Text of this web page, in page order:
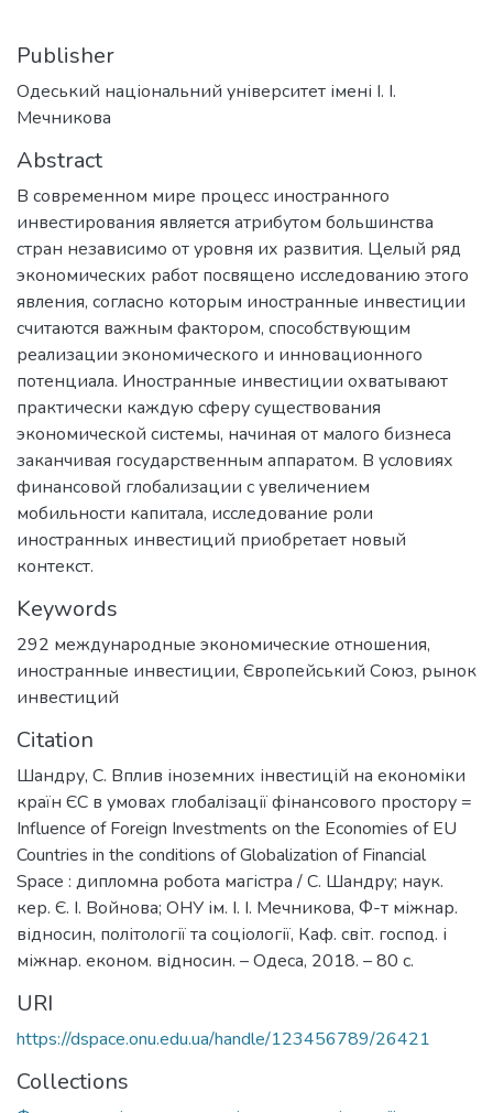
Publisher
Одеський національний університет імені І. І.
Мечникова
Abstract
В современном мире процесс иностранного
инвестирования является атрибутом большинства
стран независимо от уровня их развития. Целый ряд
экономических работ посвящено исследованию этого
явления, согласно которым иностранные инвестиции
считаются важным фактором, способствующим
реализации экономического и инновационного
потенциала. Иностранные инвестиции охватывают
практически каждую сферу существования
экономической системы, начиная от малого бизнеса
заканчивая государственным аппаратом. В условиях
финансовой глобализации с увеличением
мобильности капитала, исследование роли
иностранных инвестиций приобретает новый
контекст.
Keywords
292 международные экономические отношения,
иностранные инвестиции, Європейський Союз, рынок
инвестиций
Citation
Шандру, С. Вплив іноземних інвестицій на економіки
країн ЄС в умовах глобалізації фінансового простору =
Influence of Foreign Investments on the Economies of EU
Countries in the conditions of Globalization of Financial
Space : дипломна робота магістра / С. Шандру; наук.
кер. Є. І. Войнова; ОНУ ім. І. І. Мечникова, Ф-т міжнар.
відносин, політології та соціології, Каф. світ. господ. і
міжнар. економ. відносин. – Одеса, 2018. – 80 с.
URI
https://dspace.onu.edu.ua/handle/123456789/26421
Collections